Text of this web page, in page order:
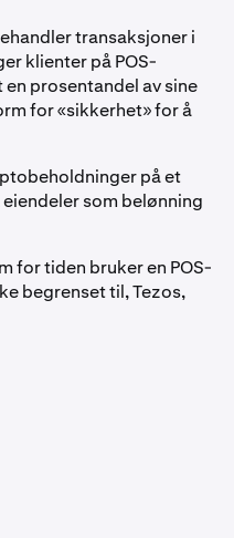
transaksjoner i
klienter på POS-
prosentandel av sine
for «sikkerhet» for å
på et
som belønning
for tiden bruker en POS-
begrenset til, Tezos,